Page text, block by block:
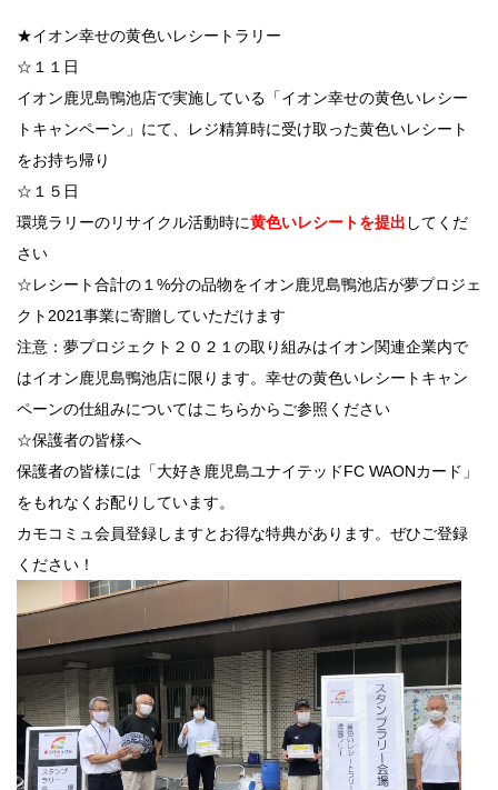
★イオン幸せの黄色いレシートラリー
☆１１日
イオン鹿児島鴨池店で実施している「イオン幸せの黄色いレシー
トキャンペーン」にて、レジ精算時に受け取った黄色いレシート
をお持ち帰り
☆１５日
環境ラリーのリサイクル活動時に黄色いレシートを提出 してくだ
さい
☆レシート合計の１%分の品物をイオン鹿児島鴨池店が夢プロジェ
クト2021事業に寄贈していただけます
注意：夢プロジェクト２０２１の取り組みはイオン関連企業内で
はイオン鹿児島鴨池店に限ります。幸せの黄色いレシートキャン
ペーンの仕組みについてはこちらからご参照ください
☆保護者の皆様へ
保護者の皆様には「大好き鹿児島ユナイテッドFC WAONカード」
をもれなくお配りしています。
カモコミュ会員登録しますとお得な特典があります。ぜひご登録
ください！